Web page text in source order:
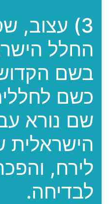
3) עצוב,
החלל
בשם
כשם
שם נורא
הישראלית
לירח,
לבדיחה.